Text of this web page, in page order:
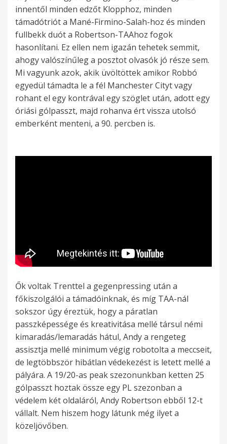
innentől minden edzőt Klopphoz, minden
támadótriót a Mané-Firmino-Salah-hoz és minden
fullbekk duót a Robertson-TAAhoz fogok
hasonlítani. Ez ellen nem igazán tehetek semmit,
ahogy valószínűleg a posztot olvasók jó része sem.
Mi vagyunk azok, akik üvöltöttek amikor Robbó
egyedül támadta le a fél Manchester Cityt vagy
rohant el egy kontrával egy szöglet után, adott egy
óriási gólpasszt, majd rohanva ért vissza utolsó
emberként menteni, a 90. percben is.
Ők voltak Trenttel a gegenpressing után a
főkiszolgálói a támadóinknak, és míg TAA-nál
sokszor úgy éreztük, hogy a páratlan
passzképessége és kreativitása mellé társul némi
kimaradás/lemaradás hátul, Andy a rengeteg
assisztja mellé minimum végig robotolta a meccseit,
de legtöbbször hibátlan védekezést is letett mellé a
pályára. A 19/20-as peak szezonunkban ketten 25
gólpasszt hoztak össze egy PL szezonban a
védelem két oldaláról, Andy Robertson ebből 12-t
vállalt. Nem hiszem hogy látunk még ilyet a
közeljövőben.